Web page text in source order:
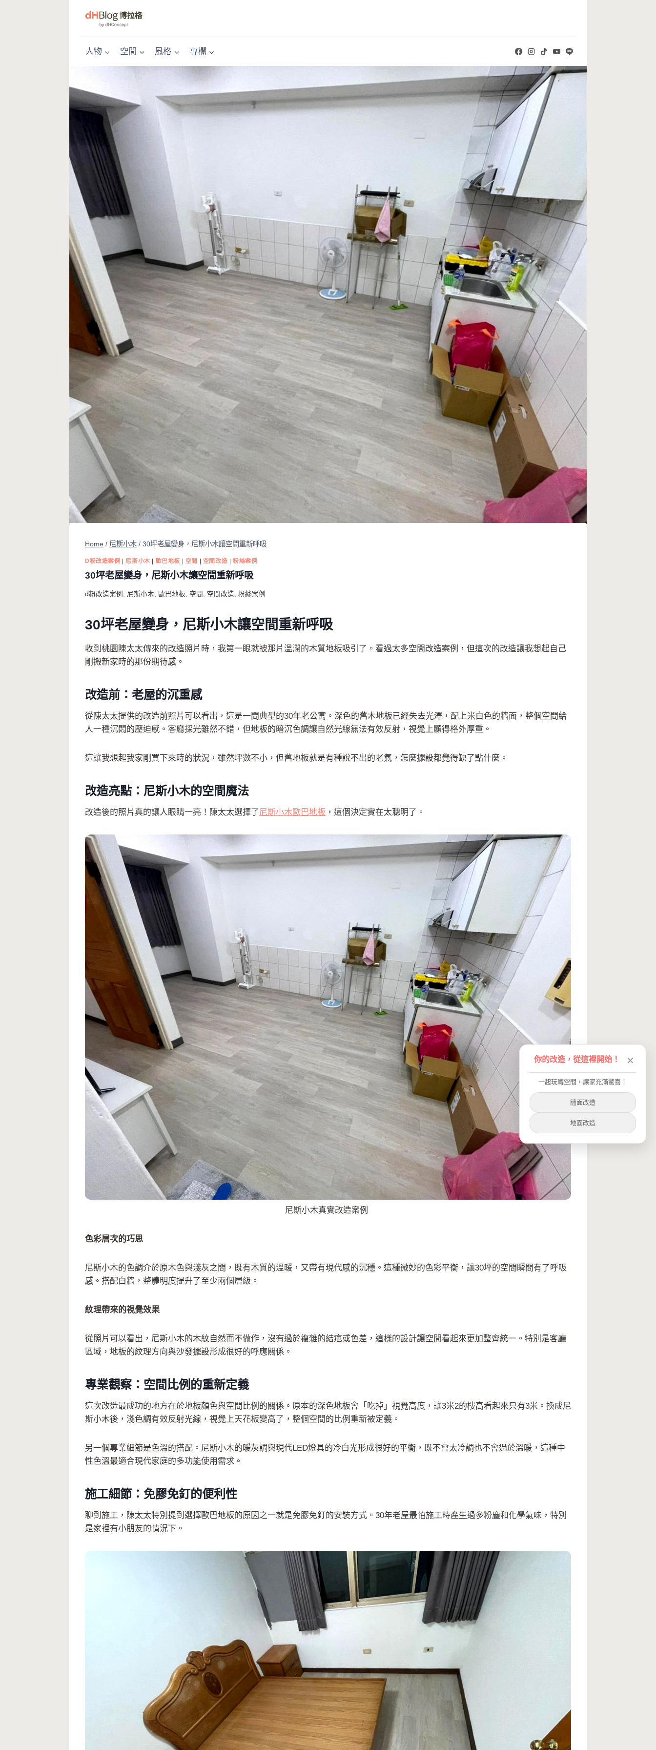
人物 空間 風格 專欄
Home / 尼斯小木 / 30坪老屋變身，尼斯小木讓空間重新呼吸
D粉改造案例 |尼斯小木 歐巴地板 空間 空間改造 粉絲案例
30坪老屋變身，尼斯小木讓空間重新呼吸
d粉改造案例 , 尼斯小木, 歐巴地板, 空間 , 空間改造, 粉絲案例
30坪老屋變身，尼斯小木讓空間重新呼吸
收到桃園陳太太傳來的改造照片時，我第一眼就被那片溫潤的木質地板吸引了。看過太多空間改造案例，但這次的改造讓我想起自己
剛搬新家時的那份期待感。
改造前：老屋的沉重感
從陳太太提供的改造前照片可以看出，這是一間典型的30年老公寓。深色的舊木地板已經失去光澤，配上米白色的牆面，整個空間給
人一種沉悶的壓迫感。客廳採光雖然不錯，但地板的暗沉色調讓自然光線無法有效反射，視覺上顯得格外厚重。
這讓我想起我家剛買下來時的狀況，雖然坪數不小，但舊地板就是有種說不出的老氣，怎麼擺設都覺得缺了點什麼。
改造亮點：尼斯小木的空間魔法
改造後的照片真的讓人眼睛一亮！陳太太選擇了 尼斯小木歐巴地板 ，這個決定實在太聰明了。
尼斯小木真實改造案例
色彩層次的巧思
尼斯小木的色調介於原木色與淺灰之間，既有木質的溫暖，又帶有現代感的沉穩。這種微妙的色彩平衡，讓30坪的空間瞬間有了呼吸
感。搭配白牆，整體明度提升了至少兩個層級。
紋理帶來的視覺效果
從照片可以看出，尼斯小木的木紋自然而不做作，沒有過於複雜的結疤或色差，這樣的設計讓空間看起來更加整齊統一。特別是客廳
區域，地板的紋理方向與沙發擺設形成很好的呼應關係。
專業觀察：空間比例的重新定義
這次改造最成功的地方在於地板顏色與空間比例的關係。原本的深色地板會「吃掉」視覺高度，讓3米2的樓高看起來只有3米。換成尼
斯小木後，淺色調有效反射光線，視覺上天花板變高了，整個空間的比例重新被定義。
另一個專業細節是色溫的搭配。尼斯小木的暖灰調與現代LED燈具的冷白光形成很好的平衡，既不會太冷調也不會過於溫暖，這種中
性色溫最適合現代家庭的多功能使用需求。
施工細節：免膠免釘的便利性
聊到施工，陳太太特別提到選擇歐巴地板的原因之一就是免膠免釘的安裝方式。30年老屋最怕施工時產生過多粉塵和化學氣味，特別
是家裡有小朋友的情況下。
你的改造，從這裡開始！ ✕
一起玩轉空間，讓家充滿驚喜！
牆面改造
地面改造